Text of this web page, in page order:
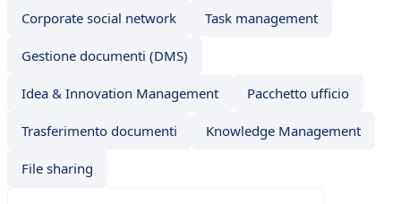
Corporate social network Task management
Gestione documenti (DMS)
Idea & Innovation Management Pacchetto ufficio
Trasferimento documenti Knowledge Management
File sharing